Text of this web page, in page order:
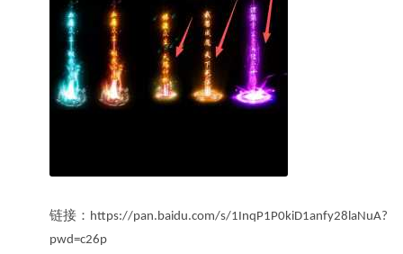
链接： https://pan.baidu.com/s/1InqP1P0kiD1anfy28laNuA?
pwd=c26p